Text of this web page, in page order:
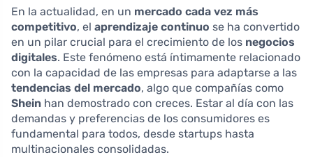
En la actualidad, en un mercado cada vez más
competitivo, el aprendizaje continuo se ha convertido
en un pilar crucial para el crecimiento de los negocios
digitales. Este fenómeno está íntimamente relacionado
con la capacidad de las empresas para adaptarse a las
tendencias del mercado, algo que compañías como
Shein han demostrado con creces. Estar al día con las
demandas y preferencias de los consumidores es
fundamental para todos, desde startups hasta
multinacionales consolidadas.